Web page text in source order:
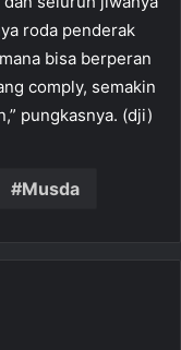
roda penderak
bisa berperan
comply, semakin
pungkasnya. (dji)
Musda